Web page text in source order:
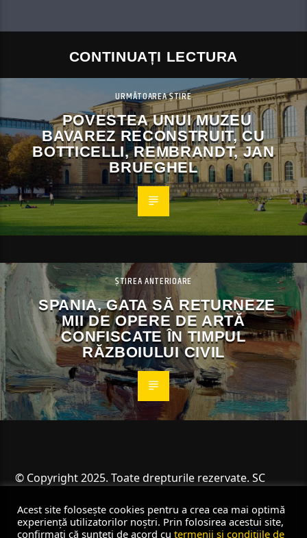
CONTINUAȚI LECTURA
URMĂTOAREA ȘTIRE
POVESTEA UNUI MUZEU
BAVAREZ RECONSTRUIT, CU
BOTTICELLI, REMBRANDT, JAN
BRUEGHEL
ȘTIREA ANTERIOARE
SPANIA, GATA SĂ RETURNEZE
MII DE OPERE DE ARTĂ
CONFISCATE ÎN TIMPUL
RĂZBOIULUI CIVIL
© Copyright 2025. Toate drepturile rezervate. SC
Acest site folosește cookies pentru a crea cea mai optimă
experiență utilizatorilor noștri. Prin folosirea acestui site,
confirmați că sunteți de acord cu termenii și condițiile de